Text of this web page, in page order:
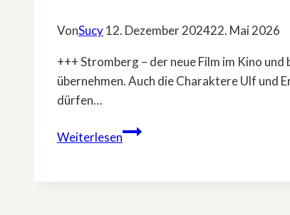
VonSucy12. Dezember 202422. Mai 2026
+++ Stromberg – der neue Film im Kino
übernehmen. Auch die Charaktere Ulf und
dürfen…
Weiterlesen»Stromberg«